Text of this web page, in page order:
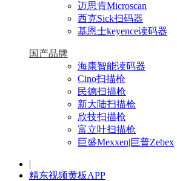
迈思肯Microscan
西克Sick扫码器
基恩士keyence读码器
国产品牌
海康智能读码器
Cino扫描枪
民德扫描枪
新大陆扫描枪
欣技扫描枪
富立叶扫描枪
巨盛Mexxen|巨普Zebex
|
精东视频黄板APP